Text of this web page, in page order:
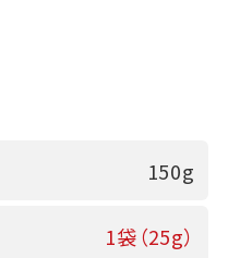
150g
1袋（25g）